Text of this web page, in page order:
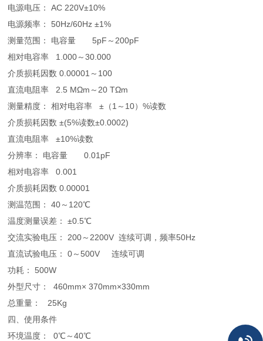
电源电压： AC 220V±10%
电源频率： 50Hz/60Hz ±1%
测量范围： 电容量 5pF～200pF
相对电容率 1.000～30.000
介质损耗因数 0.00001～100
直流电阻率 2.5 MΩm～20 TΩm
测量精度： 相对电容率 ±（1～10）%读数
介质损耗因数 ±(5%读数±0.0002)
直流电阻率 ±10%读数
分辨率： 电容量 0.01pF
相对电容率 0.001
介质损耗因数 0.00001
测温范围： 40～120℃
温度测量误差： ±0.5℃
交流实验电压： 200～2200V 连续可调，频率50Hz
直流试验电压： 0～500V 连续可调
功耗： 500W
外型尺寸： 460mm× 370mm×330mm
总重量： 25Kg
四、使用条件
环境温度： 0℃～40℃